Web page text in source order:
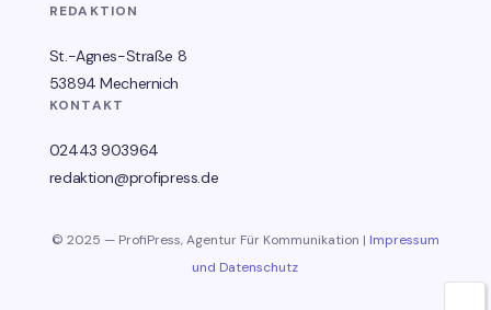
REDAKTION
St.-Agnes-Straße 8
53894 Mechernich
KONTAKT
02443 903964
redaktion@profipress.de
© 2025 — ProfiPress, Agentur Für Kommunikation | Impressum
und Datenschutz